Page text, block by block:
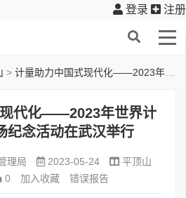
登录 注册
> ​计量助力中国式现代化——2023年世界计量日中国主场纪念活动在武汉举行
代化——2023年世界计
纪念活动在武汉举行
理局 2023-05-24
平顶山
0 加入收藏 错误报告